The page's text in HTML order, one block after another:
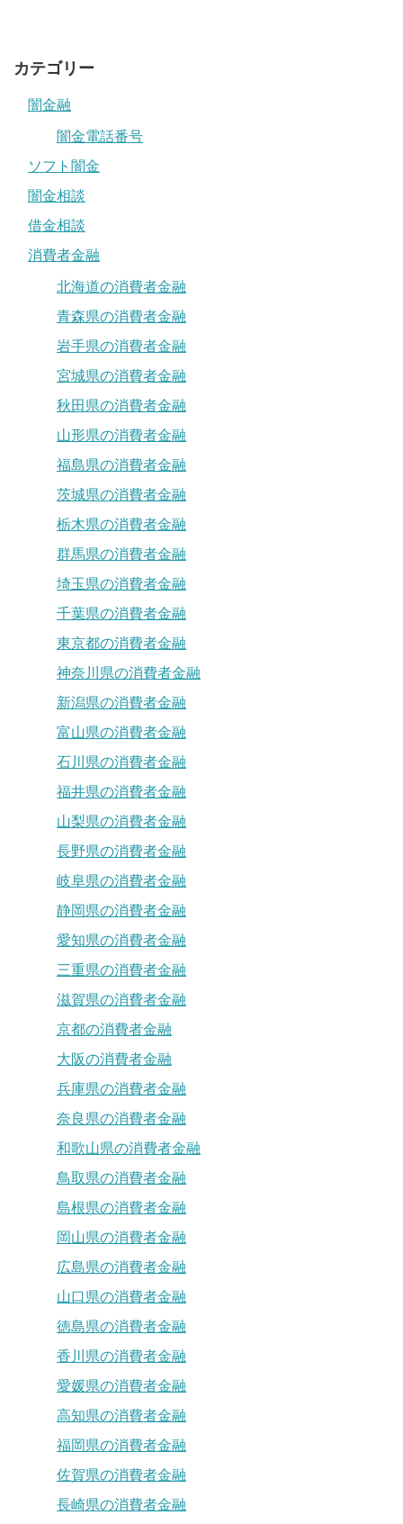
カテゴリー
闇金融
闇金電話番号
ソフト闇金
闇金相談
借金相談
消費者金融
北海道の消費者金融
青森県の消費者金融
岩手県の消費者金融
宮城県の消費者金融
秋田県の消費者金融
山形県の消費者金融
福島県の消費者金融
茨城県の消費者金融
栃木県の消費者金融
群馬県の消費者金融
埼玉県の消費者金融
千葉県の消費者金融
東京都の消費者金融
神奈川県の消費者金融
新潟県の消費者金融
富山県の消費者金融
石川県の消費者金融
福井県の消費者金融
山梨県の消費者金融
長野県の消費者金融
岐阜県の消費者金融
静岡県の消費者金融
愛知県の消費者金融
三重県の消費者金融
滋賀県の消費者金融
京都の消費者金融
大阪の消費者金融
兵庫県の消費者金融
奈良県の消費者金融
和歌山県の消費者金融
鳥取県の消費者金融
島根県の消費者金融
岡山県の消費者金融
広島県の消費者金融
山口県の消費者金融
徳島県の消費者金融
香川県の消費者金融
愛媛県の消費者金融
高知県の消費者金融
福岡県の消費者金融
佐賀県の消費者金融
長崎県の消費者金融